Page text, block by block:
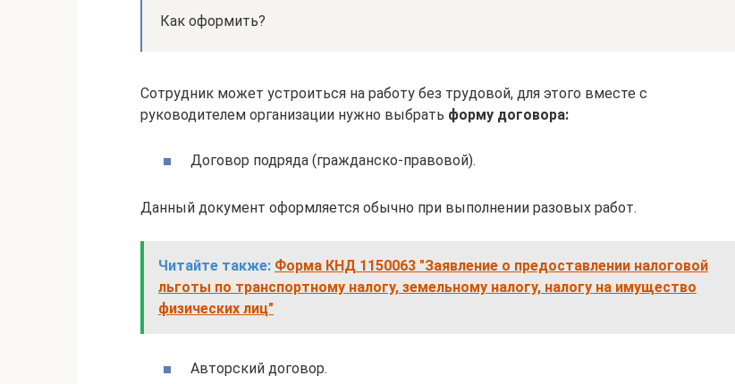
Как оформить?
Сотрудник может устроиться на работу без трудовой, для этого вместе с
руководителем организации нужно выбрать форму договора:
Договор подряда (гражданско-правовой).
Данный документ оформляется обычно при выполнении разовых работ.
Читайте также: Форма КНД 1150063 "Заявление о предоставлении налоговой
льготы по транспортному налогу, земельному налогу, налогу на имущество
физических лиц"
Авторский договор.